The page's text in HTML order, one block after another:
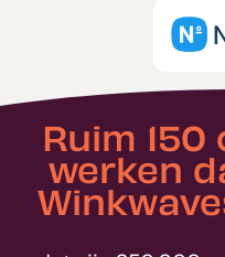
Ruim
werken